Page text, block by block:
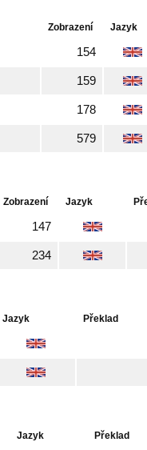
Zobrazení Jazyk
154
159
178
579
Zobrazení Jazyk
147
234
Jazyk Překlad
Jazyk Překlad